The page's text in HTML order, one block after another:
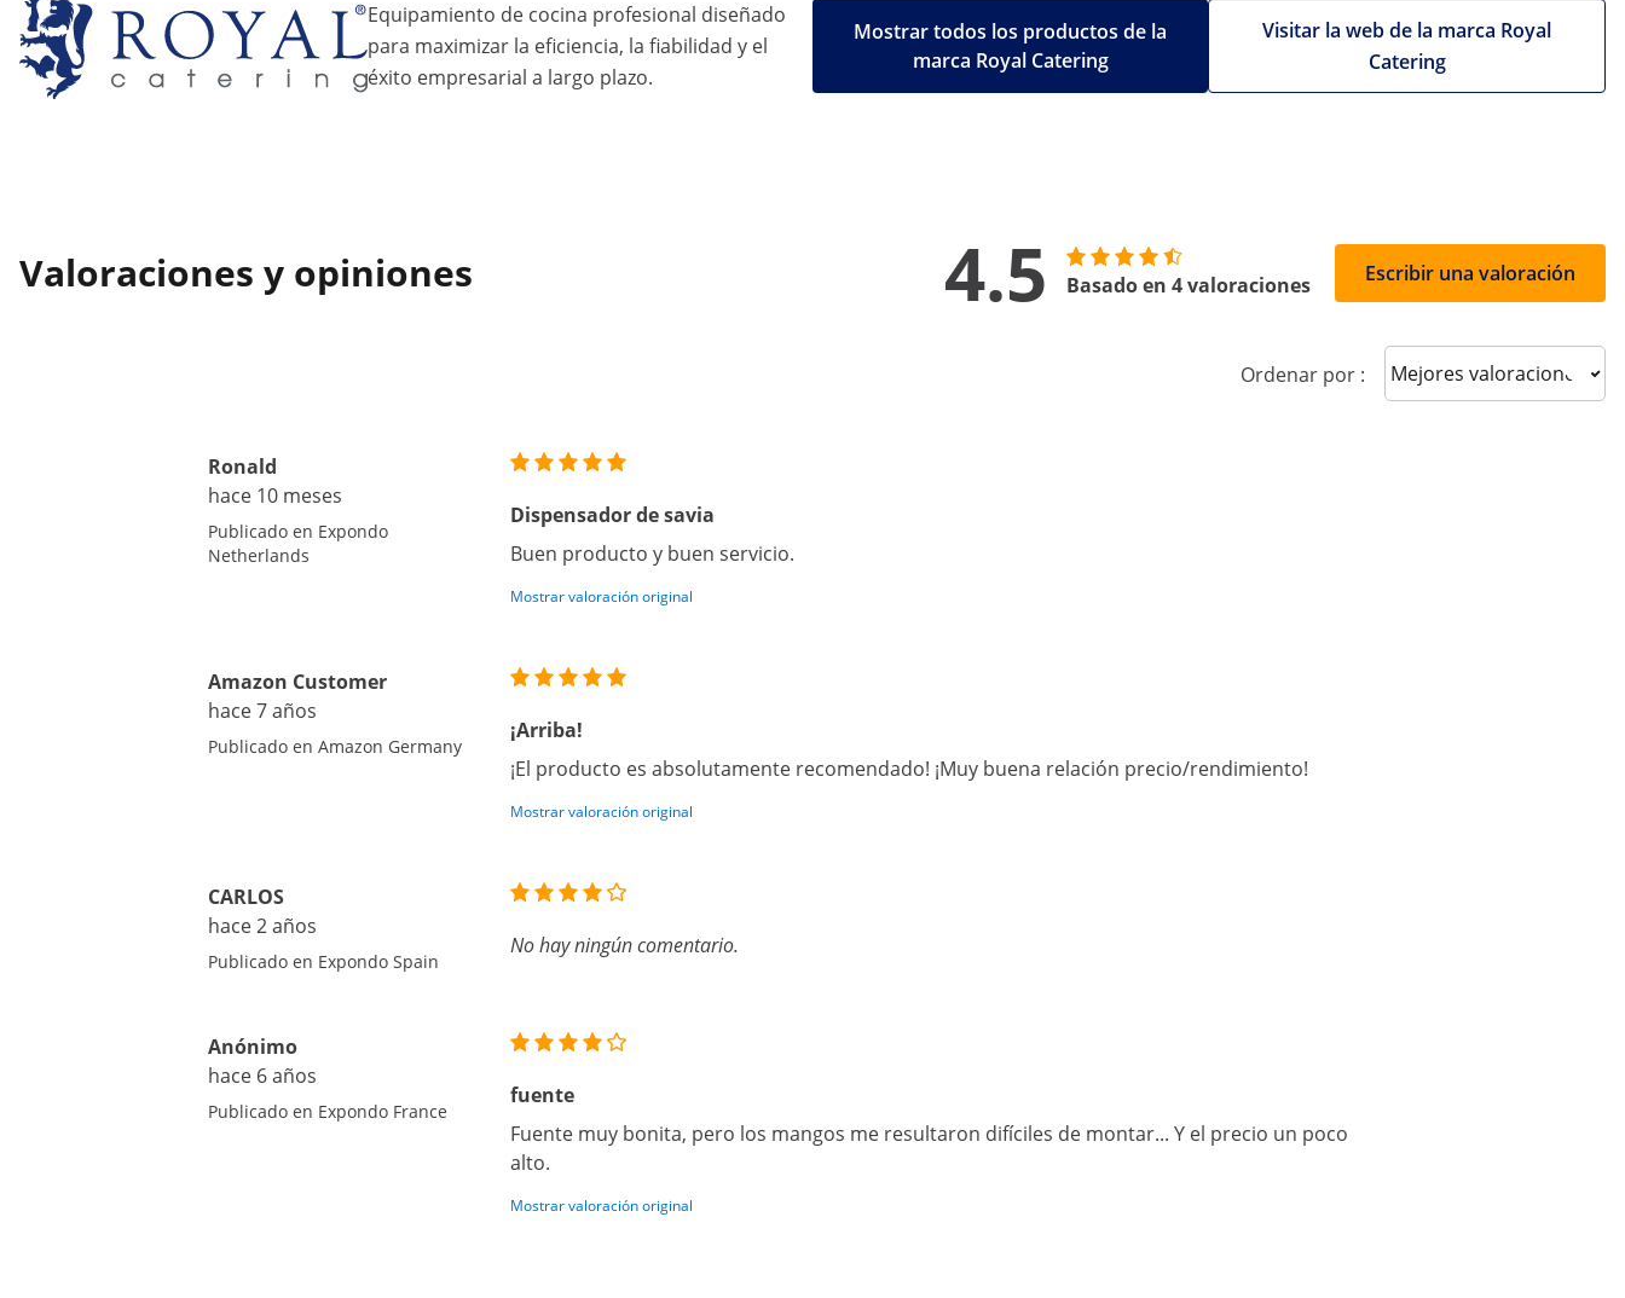
Equipamiento de cocina profesional diseñado
para maximizar la eficiencia, la fiabilidad y el
éxito empresarial a largo plazo.
Visitar la web de la marca Royal
Catering
Mostrar todos los productos de la
marca Royal Catering
Valoraciones y opiniones 4.5 Basado en 4 valoraciones Escribir una valoración
Ordenar por : Sort reviews
Ronald
hace 10 meses
Publicado en Expondo
Netherlands
Dispensador de savia
Buen producto y buen servicio.
Mostrar valoración original
Amazon Customer
hace 7 años
Publicado en Amazon Germany
¡Arriba!
¡El producto es absolutamente recomendado! ¡Muy buena relación precio/rendimiento!
Mostrar valoración original
CARLOS
hace 2 años
Publicado en Expondo Spain
No hay ningún comentario.
Anónimo
hace 6 años
Publicado en Expondo France
fuente
Fuente muy bonita, pero los mangos me resultaron difíciles de montar... Y el precio un poco
alto.
Mostrar valoración original